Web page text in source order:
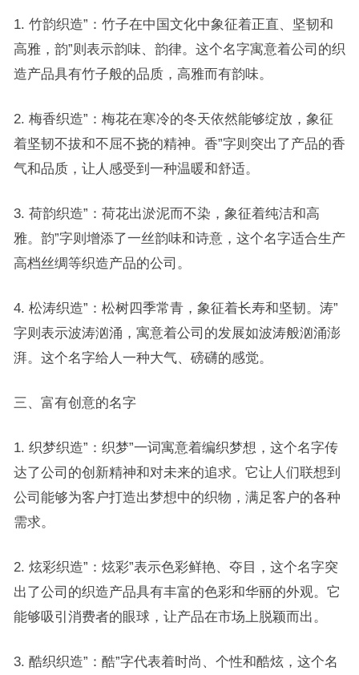
1. 竹韵织造”：竹子在中国文化中象征着正直、坚韧和
高雅，韵”则表示韵味、韵律。这个名字寓意着公司的织
造产品具有竹子般的品质，高雅而有韵味。
2. 梅香织造”：梅花在寒冷的冬天依然能够绽放，象征
着坚韧不拔和不屈不挠的精神。香”字则突出了产品的香
气和品质，让人感受到一种温暖和舒适。
3. 荷韵织造”：荷花出淤泥而不染，象征着纯洁和高
雅。韵”字则增添了一丝韵味和诗意，这个名字适合生产
高档丝绸等织造产品的公司。
4. 松涛织造”：松树四季常青，象征着长寿和坚韧。涛”
字则表示波涛汹涌，寓意着公司的发展如波涛般汹涌澎
湃。这个名字给人一种大气、磅礴的感觉。
三、富有创意的名字
1. 织梦织造”：织梦”一词寓意着编织梦想，这个名字传
达了公司的创新精神和对未来的追求。它让人们联想到
公司能够为客户打造出梦想中的织物，满足客户的各种
需求。
2. 炫彩织造”：炫彩”表示色彩鲜艳、夺目，这个名字突
出了公司的织造产品具有丰富的色彩和华丽的外观。它
能够吸引消费者的眼球，让产品在市场上脱颖而出。
3. 酷织织造”：酷”字代表着时尚、个性和酷炫，这个名